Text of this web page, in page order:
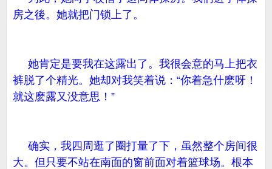
房之後。她就把门锁上了。
她肯定是要我在这露出了。我很会意的马上把衣
裤脱了个精光。她却对我笑着说：“你着急什麽呀！
就这麽露又没意思！”
确实，我四周逛了圈打量了下，虽然整个房间很
大。但只要不站在南面的窗前面对着篮球场。根本